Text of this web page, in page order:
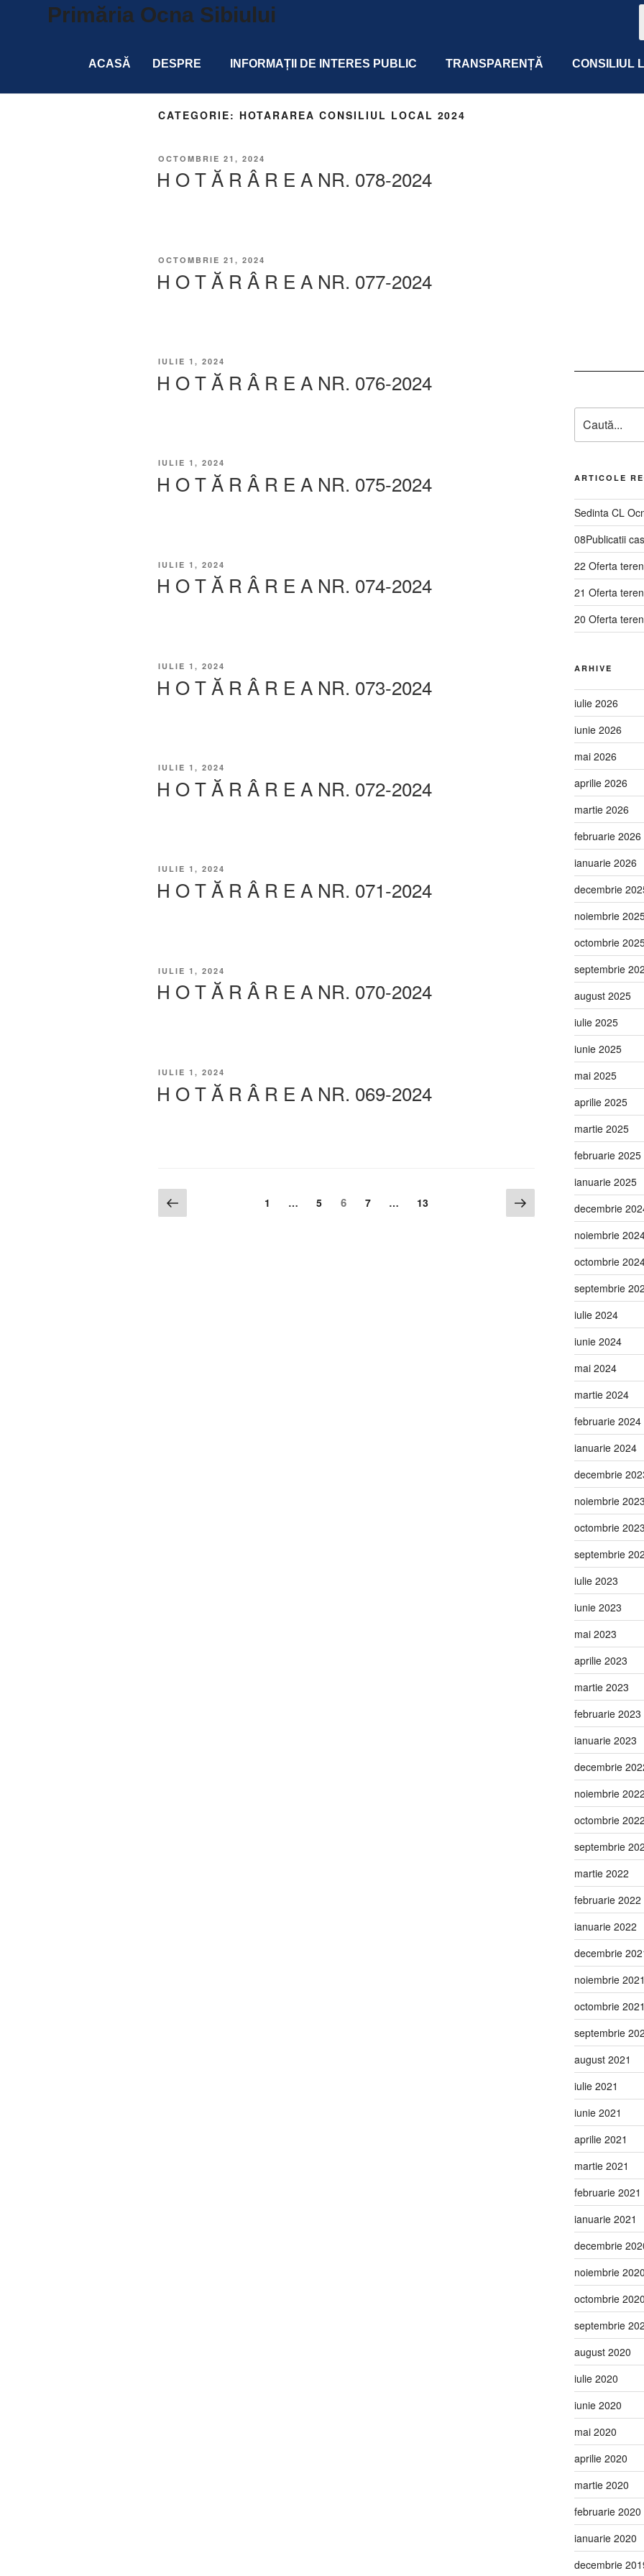
Primăria Ocna Sibiului
ACASĂ DESPRE INFORMAȚII DE INTERES PUBLIC TRANSPARENȚĂ CONSILIUL
CATEGORIE: HOTARAREA CONSILIUL LOCAL 2024
OCTOMBRIE 21, 2024
H O T Ă R Â R E A NR. 078-2024
OCTOMBRIE 21, 2024
H O T Ă R Â R E A NR. 077-2024
IULIE 1, 2024
H O T Ă R Â R E A NR. 076-2024
IULIE 1, 2024
H O T Ă R Â R E A NR. 075-2024
IULIE 1, 2024
H O T Ă R Â R E A NR. 074-2024
IULIE 1, 2024
H O T Ă R Â R E A NR. 073-2024
IULIE 1, 2024
H O T Ă R Â R E A NR. 072-2024
IULIE 1, 2024
H O T Ă R Â R E A NR. 071-2024
IULIE 1, 2024
H O T Ă R Â R E A NR. 070-2024
IULIE 1, 2024
H O T Ă R Â R E A NR. 069-2024
1 … 5 6 7 … 13
ARTICOLE
Sedinta CL
08Publicatii
22 Oferta
21 Oferta
20 Oferta
ARHIVE
iulie 2026
iunie 2026
mai 2026
aprilie 2026
martie 2026
februarie 2026
ianuarie 2026
decembrie
noiembrie
octombrie
septembrie
august 2025
iulie 2025
iunie 2025
mai 2025
aprilie 2025
martie 2025
februarie 2025
ianuarie 2025
decembrie
noiembrie
octombrie
septembrie
iulie 2024
iunie 2024
mai 2024
martie 2024
februarie 2024
ianuarie 2024
decembrie
noiembrie 2023
octombrie 2023
septembrie
iulie 2023
iunie 2023
mai 2023
aprilie 2023
martie 2023
februarie 2023
ianuarie 2023
decembrie
noiembrie 2022
octombrie 2022
septembrie
martie 2022
februarie 2022
ianuarie 2022
decembrie
noiembrie 2021
octombrie 2021
septembrie
august 2021
iulie 2021
iunie 2021
aprilie 2021
martie 2021
februarie 2021
ianuarie 2021
decembrie
noiembrie 2020
octombrie 2020
septembrie
august 2020
iulie 2020
iunie 2020
mai 2020
aprilie 2020
martie 2020
februarie 2020
ianuarie 2020
decembrie